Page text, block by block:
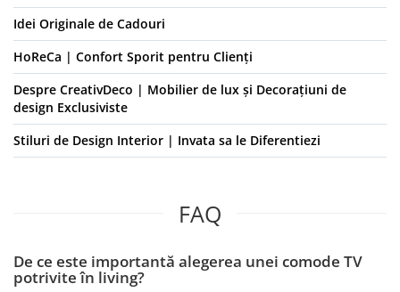
Idei Originale de Cadouri
HoReCa | Confort Sporit pentru Clienți
Despre CreativDeco | Mobilier de lux și Decorațiuni de
design Exclusiviste
Stiluri de Design Interior | Invata sa le Diferentiezi
FAQ
De ce este importantă alegerea unei comode TV
potrivite în living?